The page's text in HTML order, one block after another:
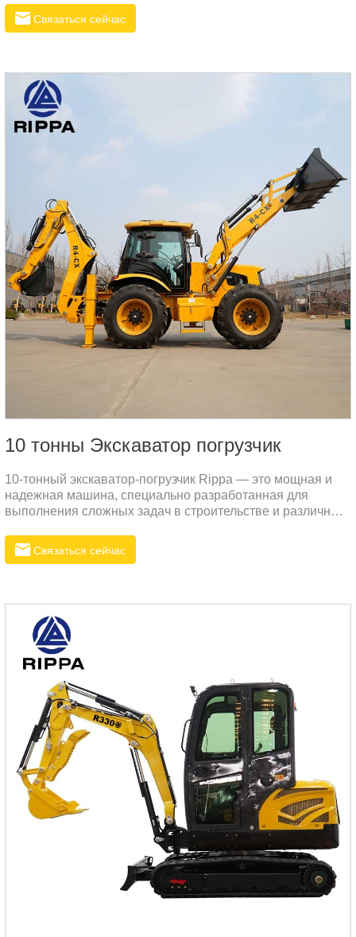
низкой вибрации. Этот двигатель - дизельный
двигатель.Потрясающая общая производительность мини
позволяя компьютеру безопасно и надежно
переворачивать.Отраж, бесплатная работа под более
чем одним углом.
Связаться сейчас
10 тонны Экскаватор погрузчик
10-тонный экскаватор-погрузчик Rippa — это мощная и
надежная машина, специально разработанная для
выполнения сложных задач в строительстве и различных
универсальный экскаватор, способный справляться с
любыми вызовами.
Связаться сейчас